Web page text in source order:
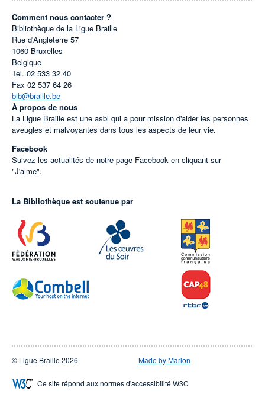
Comment nous contacter ?
Bibliothèque de la Ligue Braille
Rue d'Angleterre 57
1060 Bruxelles
Belgique
Tel. 02 533 32 40
Fax 02 537 64 26
bib@braille.be
À propos de nous
La Ligue Braille est une asbl qui a pour mission d'aider les personnes
aveugles et malvoyantes dans tous les aspects de leur vie.
Facebook
Suivez les actualités de notre page Facebook en cliquant sur
"J'aime".
La Bibliothèque est soutenue par
© Ligue Braille 2026 Made by Marlon
Ce site répond aux normes d'accessibilité W3C